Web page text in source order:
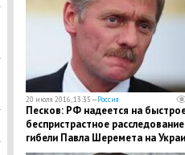
20 июля 2016, 13:35 —Россия
Песков: РФ надеется на
беспристрастное расследование
гибели Павла Шеремета на